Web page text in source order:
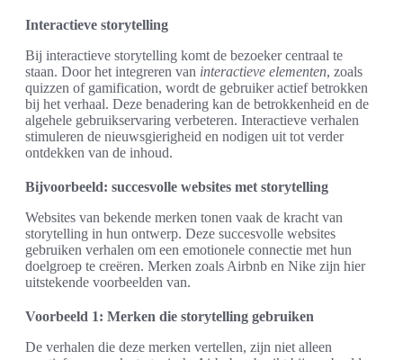
Interactieve storytelling
Bij interactieve storytelling komt de bezoeker centraal te
staan. Door het integreren van interactieve elementen, zoals
quizzen of gamification, wordt de gebruiker actief betrokken
bij het verhaal. Deze benadering kan de betrokkenheid en de
algehele gebruikservaring verbeteren. Interactieve verhalen
stimuleren de nieuwsgierigheid en nodigen uit tot verder
ontdekken van de inhoud.
Bijvoorbeeld: succesvolle websites met storytelling
Websites van bekende merken tonen vaak de kracht van
storytelling in hun ontwerp. Deze succesvolle websites
gebruiken verhalen om een emotionele connectie met hun
doelgroep te creëren. Merken zoals Airbnb en Nike zijn hier
uitstekende voorbeelden van.
Voorbeeld 1: Merken die storytelling gebruiken
De verhalen die deze merken vertellen, zijn niet alleen